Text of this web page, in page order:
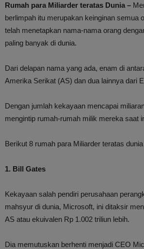
Rumah para Miliarder teratas Dunia –
berlimpah itu merupakan keinginan semua
telah menetapkan nama-nama orang
paling banyak di dunia.
Dari delapan nama yang ada, enam di
Amerika Serikat (AS) dan dua lainnya dari
Dengan jumlah kekayaan mencapai
mengintip rumah-rumah milik mereka saat
Berikut 8 rumah para Miliarder teratas dunia
1. Bill Gates
Kekayaan salah pendiri perusahaan
mahsyur di dunia, Microsoft, ini ditaksir
AS atau ekuivalen Rp 1.002 triliun lebih.
Dia memutuskan berhenti menjadi CEO